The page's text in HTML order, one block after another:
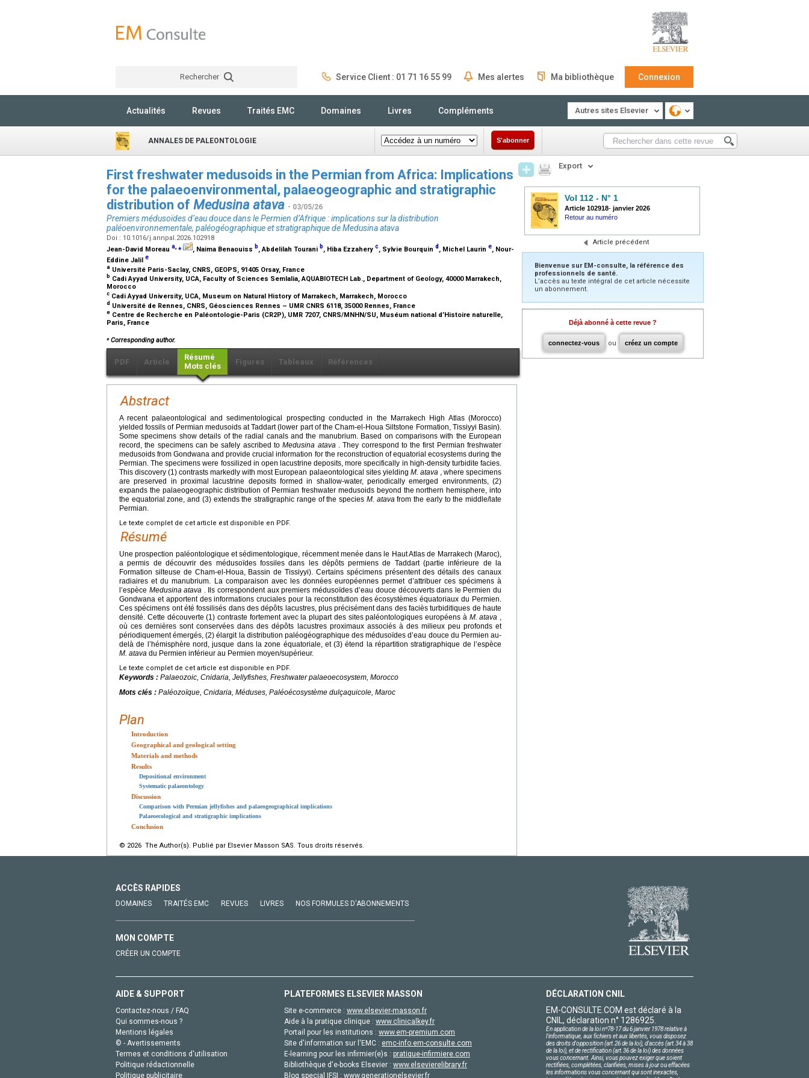
Rechercher Service Client : 01 71 16 55 99 Mes alertes Ma bibliothèque Connexion
Actualités Revues Traités EMC Domaines Livres Compléments Autres sites Elsevier
ANNALES DE PALEONTOLOGIE S'abonner
First freshwater medusoids in the Permian from Africa: Implications
for the palaeoenvironmental, palaeogeographic and stratigraphic
distribution of Medusina atava - 03/05/26
Premiers médusoïdes d’eau douce dans le Permien d’Afrique : implications sur la distribution
paléoenvironnementale, paléogéographique et stratigraphique deMedusina atava
Doi : 10.1016/j.annpal.2026.102918
Jean-David Moreau a,⁎ , Naima Benaouiss b, Abdelilah Tourani b, Hiba Ezzahery c, Sylvie Bourquin d , Michel Laurin e, Nour-
Eddine Jalil e
a Université Paris-Saclay, CNRS, GEOPS, 91405 Orsay, France
b Cadi Ayyad University, UCA, Faculty of Sciences Semlalia, AQUABIOTECH Lab., Department of Geology, 40000 Marrakech,
Morocco
c Cadi Ayyad University, UCA, Museum on Natural History of Marrakech, Marrakech, Morocco
d Université de Rennes, CNRS, Géosciences Rennes – UMR CNRS 6118, 35000 Rennes, France
e Centre de Recherche en Paléontologie-Paris (CR2P), UMR 7207, CNRS/MNHN/SU, Muséum national d’Histoire naturelle,
Paris, France
⁎Corresponding author.
PDF Article
Résumé
Mots clés
Figures Tableaux Références
Abstract
A recent palaeontological and sedimentological prospecting conducted in the Marrakech High Atlas (Morocco)
yielded fossils of Permian medusoids at Taddart (lower part of the Cham-el-Houa Siltstone Formation, Tissiyyi Basin).
Some specimens show details of the radial canals and the manubrium. Based on comparisons with the European
record, the specimens can be safely ascribed toMedusina atava . They correspond to the first Permian freshwater
medusoids from Gondwana and provide crucial information for the reconstruction of equatorial ecosystems during the
Permian. The specimens were fossilized in open lacustrine deposits, more specifically in high-density turbidite facies.
This discovery (1) contrasts markedly with most European palaeontological sites yielding M. atava , where specimens
are preserved in proximal lacustrine deposits formed in shallow-water, periodically emerged environments, (2)
expands the palaeogeographic distribution of Permian freshwater medusoids beyond the northern hemisphere, into
the equatorial zone, and (3) extends the stratigraphic range of the species M. atava from the early to the middle/late
Permian.
Le texte complet de cet article est disponible en PDF.
Résumé
Une prospection paléontologique et sédimentologique, récemment menée dans le Haut Atlas de Marrakech (Maroc),
a permis de découvrir des médusoïdes fossiles dans les dépôts permiens de Taddart (partie inférieure de la
Formation silteuse de Cham-el-Houa, Bassin de Tissiyyi). Certains spécimens présentent des détails des canaux
radiaires et du manubrium. La comparaison avec les données européennes permet d’attribuer ces spécimens à
l’espèce Medusina atava . Ils correspondent aux premiers médusoïdes d’eau douce découverts dans le Permien du
Gondwana et apportent des informations cruciales pour la reconstitution des écosystèmes équatoriaux du Permien.
Ces spécimens ont été fossilisés dans des dépôts lacustres, plus précisément dans des faciès turbiditiques de haute
densité. Cette découverte (1) contraste fortement avec la plupart des sites paléontologiques européens à M. atava
où ces dernières sont conservées dans des dépôts lacustres proximaux associés à des milieux peu profonds et
périodiquement émergés, (2) élargit la distribution paléogéographique des médusoïdes d’eau douce du Permien au-
delà de l’hémisphère nord, jusque dans la zone équatoriale, et (3) étend la répartition stratigraphique de l’espèce
M. atava du Permien inférieur au Permien moyen/supérieur.
Le texte complet de cet article est disponible en PDF.
Keywords : Palaeozoic, Cnidaria, Jellyfishes, Freshwater palaeoecosystem, Morocco
Mots clés : Paléozoïque, Cnidaria, Méduses, Paléoécosystème dulçaquicole, Maroc
Plan
Introduction
Geographical and geological setting
Materials and methods
Results
Depositional environment
Systematic palaeontology
Discussion
Comparison with Permian jellyfishes and palaeogeographical implications
Palaeoecological and stratigraphic implications
Conclusion
© 2026 The Author(s). Publié par Elsevier Masson SAS. Tous droits réservés.
Export
Vol 112 - N° 1
Article 102918- janvier 2026
Retour au numéro
Article précédent
Bienvenue sur EM-consulte, la référence des
professionnels de santé.
L’accès au texte intégral de cet article nécessite
un abonnement.
Déjà abonné à cette revue ?
connectez-vous ou créez un compte
ACCÈS RAPIDES
DOMAINES TRAITÉS EMC REVUES LIVRES NOS FORMULES D'ABONNEMENTS
MON COMPTE
CRÉER UN COMPTE
AIDE & SUPPORT
Contactez-nous / FAQ
Qui sommes-nous ?
Mentions légales
© - Avertissements
Termes et conditions d'utilisation
Politique rédactionnelle
Politique publicitaire
PLATEFORMES ELSEVIER MASSON
Site e-commerce : www.elsevier-masson.fr
Aide à la pratique clinique : www.clinicalkey.fr
Portail pour les institutions : www.em-premium.com
Site d'information sur l'EMC : emc-info.em-consulte.com
E-learning pour les infirmier(e)s : pratique-infirmiere.com
Bibliothèque d'e-books Elsevier : www.elsevierelibrary.fr
Blog special IFSI : www.generationelsevier.fr
DÉCLARATION CNIL
EM-CONSULTE.COM est déclaré à la
CNIL, déclaration n° 1286925.
En application de la loi nº78-17 du 6 janvier 1978 relative à
l'informatique, aux fichiers et aux libertés, vous disposez
des droits d'opposition (art.26 de la loi), d'accès (art.34 à 38
de la loi), et de rectification (art.36 de la loi) des données
vous concernant. Ainsi, vous pouvez exiger que soient
rectifiées, complétées, clarifiées, mises à jour ou effacées
les informations vous concernant qui sont inexactes,